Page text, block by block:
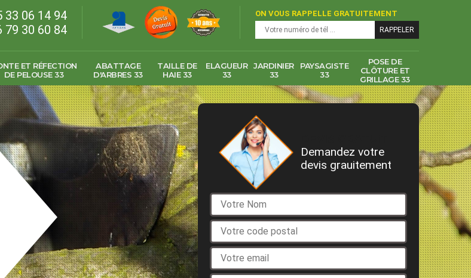
33 06 14 94
79 30 60 84
ON VOUS RAPPELLE GRATUITEMENT
ET RÉFECTION
DE PELOUSE 33
ABATTAGE
D'ARBRES 33
TAILLE DE
HAIE 33
ELAGUEUR
33
JARDINIER
33
PAYSAGISTE
33
POSE DE
CLÔTURE ET
GRILLAGE 33
Demandez votre
devis grauitement